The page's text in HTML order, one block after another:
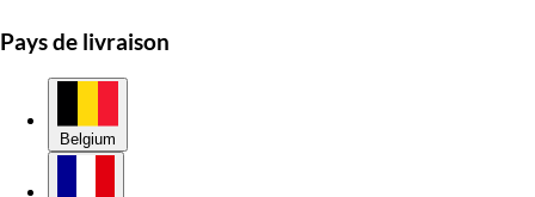
Pays de livraison
Belgium